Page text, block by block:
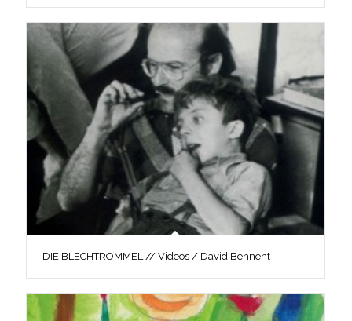
DIE BLECHTROMMEL // Videos / David Bennent